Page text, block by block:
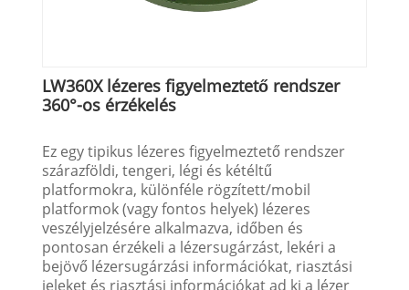
LW360X lézeres figyelmeztető rendszer
360°-os érzékelés
Ez egy tipikus lézeres figyelmeztető rendszer
szárazföldi, tengeri, légi és kétéltű
platformokra, különféle rögzített/mobil
platformok (vagy fontos helyek) lézeres
veszélyjelzésére alkalmazva, időben és
pontosan érzékeli a lézersugárzást, lekéri a
bejövő lézersugárzási információkat, riasztási
jeleket és riasztási információkat ad ki a lézer